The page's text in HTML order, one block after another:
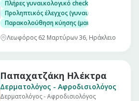
Πλήρες γυναικολογικό check up (επίσκεψη)
Προληπτικός έλεγχος (γυναικολογικός
Παρακολούθηση κύησης (μαιευτικός
Λεωφόρος 62 Μαρτύρων 36, Ηράκλειο
Παπαχατζάκη Ηλέκτρα
Δερματολόγος - Αφροδισιολόγος
Δερματολόγος - Αφροδισιολόγος